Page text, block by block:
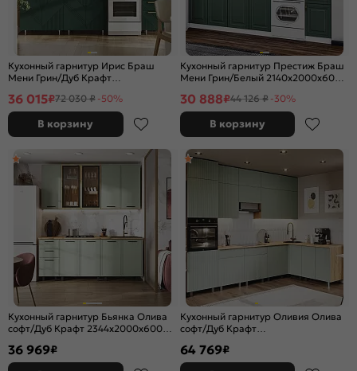
Кухонный гарнитур Ирис Браш
Мени Грин/Дуб Крафт
36 015₽72 030 ₽ -50%
В корзину
Кухонный гарнитур Престиж Браш
Мени Грин/Белый 2140x2000x600
30 888₽44 126 ₽ -30%
В корзину
Кухонный гарнитур Бьянка Олива
софт/Дуб Крафт 2344x2000x600
36 969₽
Кухонный гарнитур Оливия Олива
софт/Дуб Крафт
64 769₽